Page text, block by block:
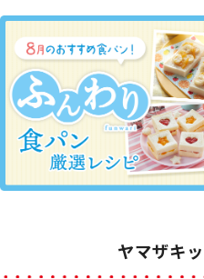
ヤマザキ